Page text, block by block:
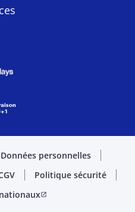
Données personnelles
Politique sécurité
open_in_new